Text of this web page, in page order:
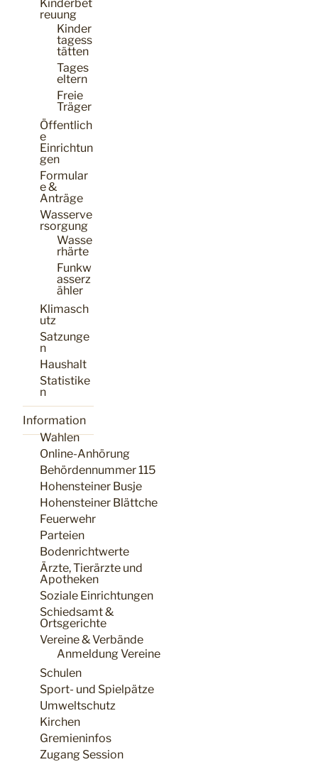
Kinderbet
reuung
Kinder
tagess
tätten
Tages
eltern
Freie
Träger
Öffentlich
e
Einrichtun
gen
Formular
e &
Anträge
Wasserve
rsorgung
Wasse
rhärte
Funkw
asserz
ähler
Klimasch
utz
Satzunge
n
Haushalt
Statistike
n
Information
Wahlen
Online-Anhörung
Behördennummer 115
Hohensteiner Busje
Hohensteiner Blättche
Feuerwehr
Parteien
Bodenrichtwerte
Ärzte, Tierärzte und
Apotheken
Soziale Einrichtungen
Schiedsamt &
Ortsgerichte
Vereine & Verbände
Anmeldung Vereine
Schulen
Sport- und Spielpätze
Umweltschutz
Kirchen
Gremieninfos
Zugang Session